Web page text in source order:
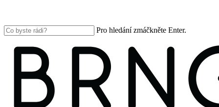
Pro hledání zmáčkněte Enter.
Search